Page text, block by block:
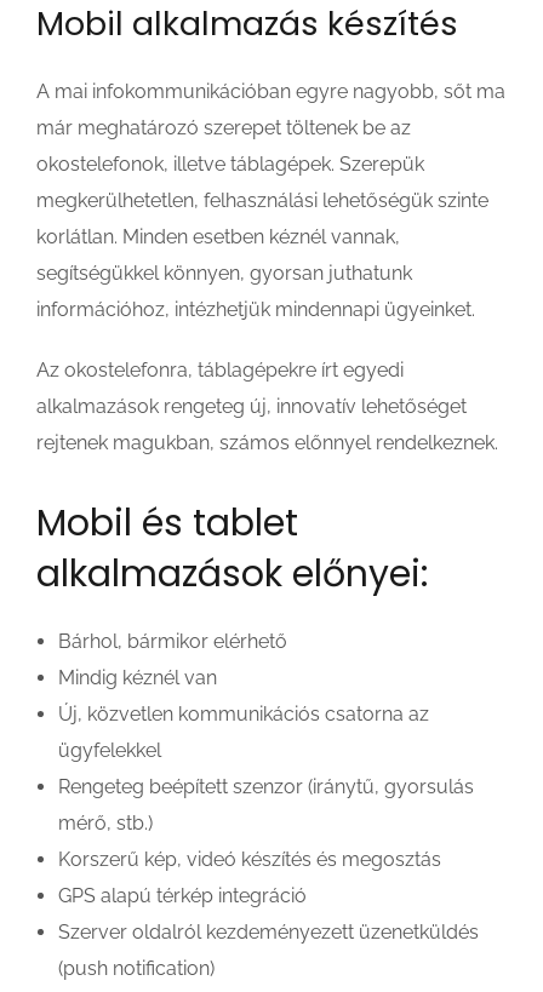
Mobil alkalmazás készítés
A mai infokommunikációban egyre nagyobb, sőt ma
már meghatározó szerepet töltenek be az
okostelefonok, illetve táblagépek. Szerepük
megkerülhetetlen, felhasználási lehetőségük szinte
korlátlan. Minden esetben kéznél vannak,
segítségükkel könnyen, gyorsan juthatunk
információhoz, intézhetjük mindennapi ügyeinket.
Az okostelefonra, táblagépekre írt egyedi
alkalmazások rengeteg új, innovatív lehetőséget
rejtenek magukban, számos előnnyel rendelkeznek.
Mobil és tablet
alkalmazások előnyei:
Bárhol, bármikor elérhető
Mindig kéznél van
Új, közvetlen kommunikációs csatorna az
ügyfelekkel
Rengeteg beépített szenzor (iránytű, gyorsulás
mérő, stb.)
Korszerű kép, videó készítés és megosztás
GPS alapú térkép integráció
Szerver oldalról kezdeményezett üzenetküldés
(push notification)